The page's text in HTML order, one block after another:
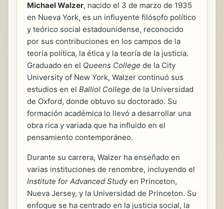
Michael Walzer, nacido el 3 de marzo de 1935
en Nueva York, es un influyente filósofo político
y teórico social estadounidense, reconocido
por sus contribuciones en los campos de la
teoría política, la ética y la teoría de la justicia.
Graduado en el Queens College de la City
University of New York, Walzer continuó sus
estudios en el Balliol College de la Universidad
de Oxford, donde obtuvo su doctorado. Su
formación académica lo llevó a desarrollar una
obra rica y variada que ha influido en el
pensamiento contemporáneo.
Durante su carrera, Walzer ha enseñado en
varias instituciones de renombre, incluyendo el
Institute for Advanced Studyen Princeton,
Nueva Jersey, y la Universidad de Princeton. Su
enfoque se ha centrado en la justicia social, la